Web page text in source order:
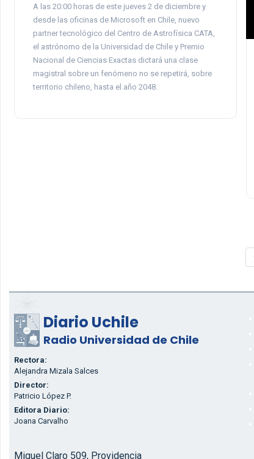
A las 20:00 horas de este jueves 2 de diciembre y
desde las oficinas de Microsoft en Chile, nuevo
partner tecnológico del Centro de Astrofísica CATA,
el astrónomo de la Universidad de Chile y Premio
Nacional de Ciencias Exactas dictará una clase
magistral sobre un fenómeno no se repetirá, sobre
territorio chileno, hasta el año 2048.
Diario Uchile
Radio Universidad de Chile
Rectora:
Alejandra Mizala Salces
Director:
Patricio López P.
Editora Diario:
Joana Carvalho
Miguel Claro 509, Providencia